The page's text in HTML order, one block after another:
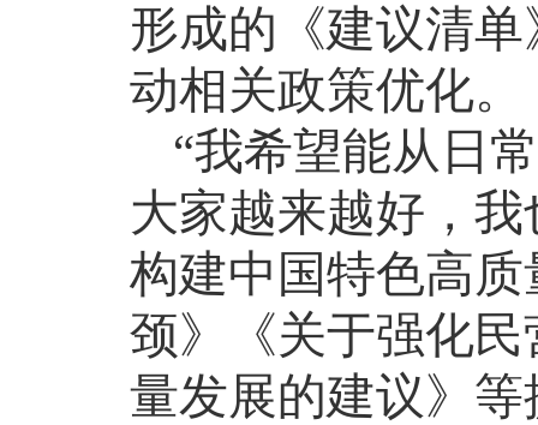
形成的《建议清
动相关政策优化。
“我希望能从日
大家越来越好，
构建中国特色高
颈》《关于强化
量发展的建议》